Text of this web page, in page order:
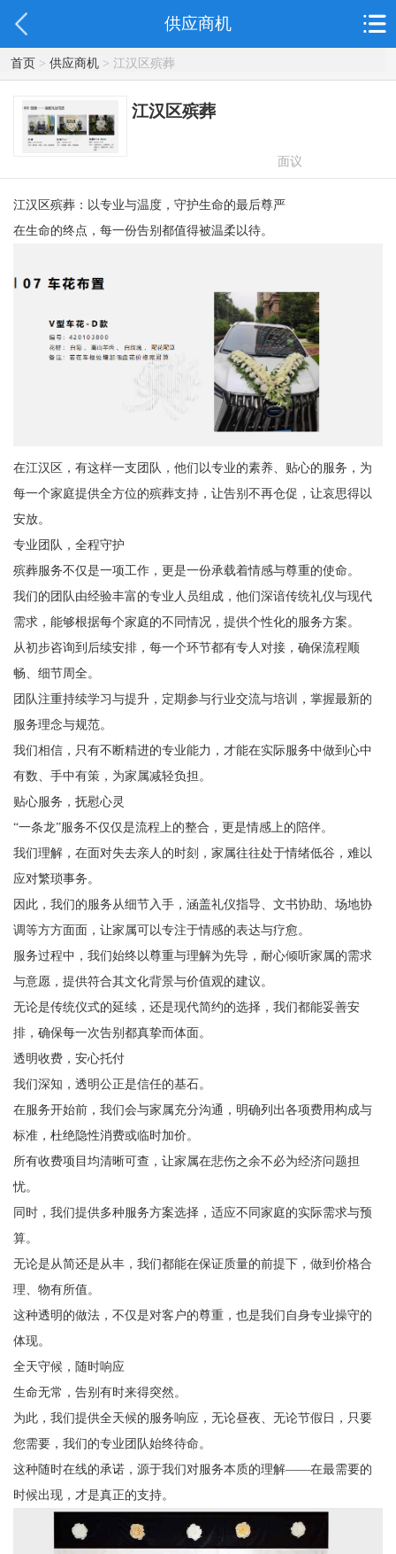
供应商机
首页> 供应商机> 江汉区殡葬
江汉区殡葬
面议
江汉区殡葬：以专业与温度，守护生命的最后尊严
在生命的终点，每一份告别都值得被温柔以待。
在江汉区，有这样一支团队，他们以专业的素养、贴心的服务，为
每一个家庭提供全方位的殡葬支持，让告别不再仓促，让哀思得以
安放。
专业团队，全程守护
殡葬服务不仅是一项工作，更是一份承载着情感与尊重的使命。
我们的团队由经验丰富的专业人员组成，他们深谙传统礼仪与现代
需求，能够根据每个家庭的不同情况，提供个性化的服务方案。
从初步咨询到后续安排，每一个环节都有专人对接，确保流程顺
畅、细节周全。
团队注重持续学习与提升，定期参与行业交流与培训，掌握最新的
服务理念与规范。
我们相信，只有不断精进的专业能力，才能在实际服务中做到心中
有数、手中有策，为家属减轻负担。
贴心服务，抚慰心灵
“一条龙”服务不仅仅是流程上的整合，更是情感上的陪伴。
我们理解，在面对失去亲人的时刻，家属往往处于情绪低谷，难以
应对繁琐事务。
因此，我们的服务从细节入手，涵盖礼仪指导、文书协助、场地协
调等方方面面，让家属可以专注于情感的表达与疗愈。
服务过程中，我们始终以尊重与理解为先导，耐心倾听家属的需求
与意愿，提供符合其文化背景与价值观的建议。
无论是传统仪式的延续，还是现代简约的选择，我们都能妥善安
排，确保每一次告别都真挚而体面。
透明收费，安心托付
我们深知，透明公正是信任的基石。
在服务开始前，我们会与家属充分沟通，明确列出各项费用构成与
标准，杜绝隐性消费或临时加价。
所有收费项目均清晰可查，让家属在悲伤之余不必为经济问题担
忧。
同时，我们提供多种服务方案选择，适应不同家庭的实际需求与预
算。
无论是从简还是从丰，我们都能在保证质量的前提下，做到价格合
理、物有所值。
这种透明的做法，不仅是对客户的尊重，也是我们自身专业操守的
体现。
全天守候，随时响应
生命无常，告别有时来得突然。
为此，我们提供全天候的服务响应，无论昼夜、无论节假日，只要
您需要，我们的专业团队始终待命。
这种随时在线的承诺，源于我们对服务本质的理解——在最需要的
时候出现，才是真正的支持。